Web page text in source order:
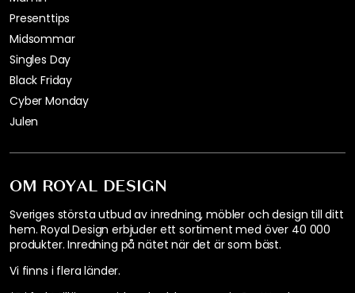
OM ROYAL DESIGN
Sveriges största utbud av inredning, möbler och design till ditt
hem. Royal Design erbjuder ett sortiment med över 40 000
produkter. Inredning på nätet när det är som bäst.
Vi finns i flera länder.
Presenttips
Midsommar
Singles Day
Black Friday
Cyber Monday
Julen